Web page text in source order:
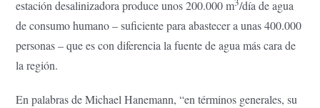
estación desalinizadora produce unos 200.000 m /día de agua
de consumo humano – suficiente para abastecer a unas 400.000
personas – que es con diferencia la fuente de agua más cara de
la región.
En palabras de Michael Hanemann, “en términos generales, su